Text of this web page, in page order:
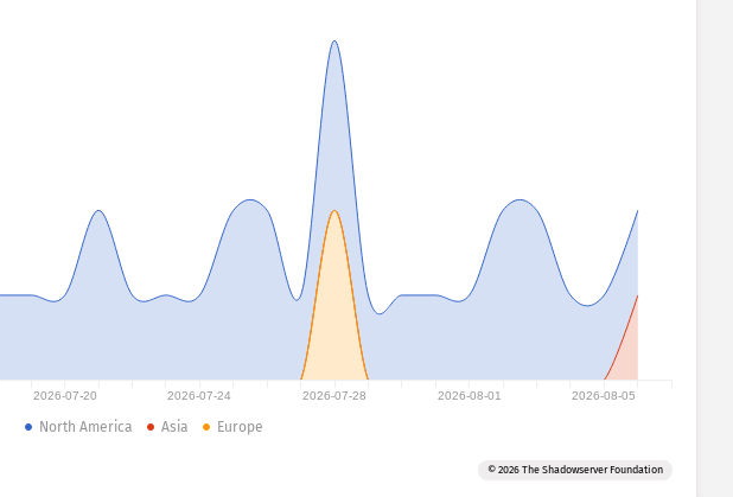
2026-07-20 2026-07-24 2026-07-28 2026-08-01 2026-08-05
North America Asia Europe
© 2026 The Shadowserver Foundation